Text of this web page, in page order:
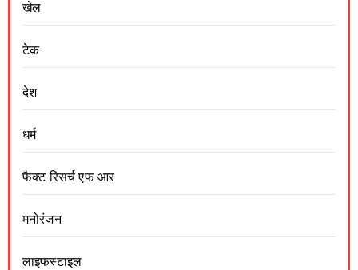
खेल
टेक
देश
धर्म
फैक्ट रिसर्च एफ आर
मनोरंजन
लाइफस्टाइल